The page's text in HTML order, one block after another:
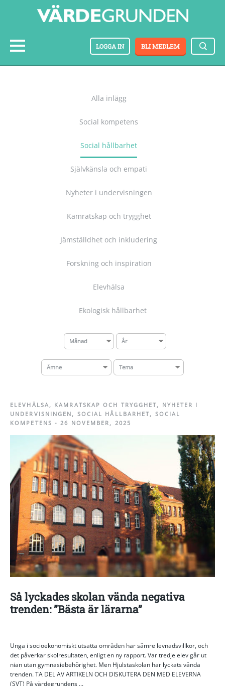
BLI MEDLEM
LOGGA IN
Alla inlägg
Social kompetens
Social hållbarhet
Självkänsla och empati
Nyheter i undervisningen
Kamratskap och trygghet
Jämställdhet och inkludering
Forskning och inspiration
Elevhälsa
Ekologisk hållbarhet
Månad År
Ämne Tema
ELEVHÄLSA, KAMRATSKAP OCH TRYGGHET, NYHETER I
UNDERVISNINGEN , SOCIAL HÅLLBARHET, SOCIAL
KOMPETENS -26 NOVEMBER, 2025
Så lyckades skolan vända negativa
trenden: ”Bästa är lärarna”
Unga i socioekonomiskt utsatta områden har sämre levnadsvillkor, och
det påverkar skolresultaten, enligt en ny rapport. Var tredje elev går ut
nian utan gymnasiebehörighet. Men Hjulstaskolan har lyckats vända
trenden. TA DEL AV ARTIKELN OCH DISKUTERA DEN MED ELEVERNA
(SVT) På värdegrundens ...